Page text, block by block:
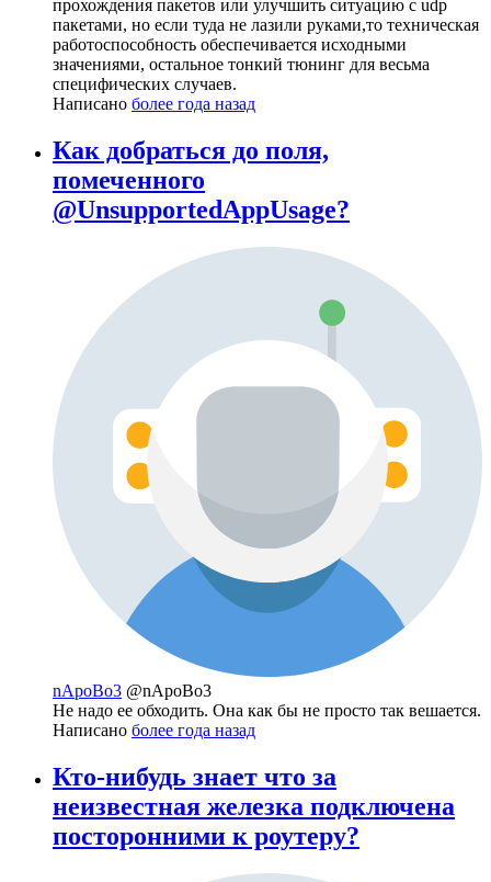
прохождения пакетов или улучшить ситуацию с udp
пакетами, но если туда не лазили руками,то техническая
работоспособность обеспечивается исходными
значениями, остальное тонкий тюнинг для весьма
специфических случаев.
Написано более года назад
Как добраться до поля,
помеченного
@UnsupportedAppUsage?
nApoBo3 @nApoBo3
Не надо ее обходить. Она как бы не просто так вешается.
Написано более года назад
Кто-нибудь знает что за
неизвестная железка подключена
посторонними к роутеру?